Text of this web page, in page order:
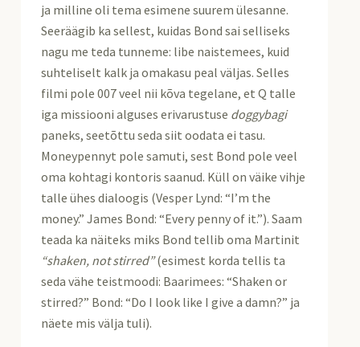
ja milline oli tema esimene suurem ülesanne.
Seeräägib ka sellest, kuidas Bond sai selliseks
nagu me teda tunneme: libe naistemees, kuid
suhteliselt kalk ja omakasu peal väljas. Selles
filmi pole 007 veel nii kõva tegelane, et Q talle
iga missiooni alguses erivarustuse doggybagi
paneks, seetõttu seda siit oodata ei tasu.
Moneypennyt pole samuti, sest Bond pole veel
oma kohtagi kontoris saanud. Küll on väike vihje
talle ühes dialoogis (Vesper Lynd: “I’m the
money.” James Bond: “Every penny of it.”). Saam
teada ka näiteks miks Bond tellib oma Martinit
“shaken, not stirred”(esimest korda tellis ta
seda vähe teistmoodi: Baarimees: “Shaken or
stirred?” Bond: “Do I look like I give a damn?” ja
näete mis välja tuli).